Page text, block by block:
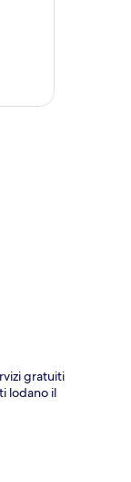
gratuiti
lodano il